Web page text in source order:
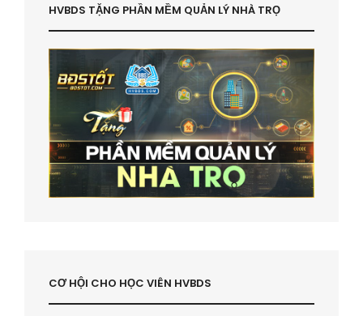
HVBDS TẶNG PHẦN MỀM QUẢN LÝ NHÀ TRỌ
CƠ HỘI CHO HỌC VIÊN HVBDS